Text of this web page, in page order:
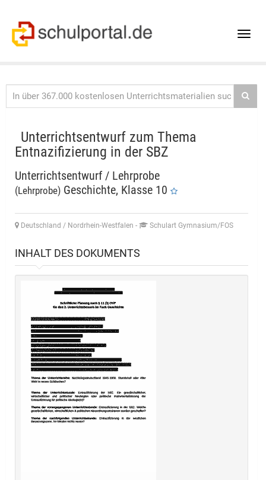
Toggle
Unterrichtsentwurf zum Thema
Entnazifizierung in der SBZ
Unterrichtsentwurf / Lehrprobe
(Lehrprobe) Geschichte, Klasse 10
Deutschland / Nordrhein-Westfalen - Schulart Gymnasium/FOS
INHALT DES DOKUMENTS